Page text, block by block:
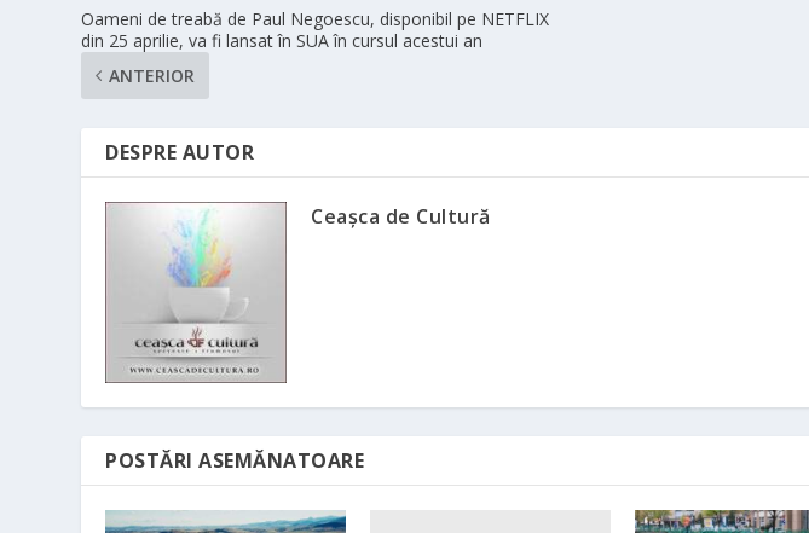
Oameni de treabă de Paul Negoescu, disponibil pe NETFLIX
din 25 aprilie, va fi lansat în SUA în cursul acestui an
ANTERIOR
DESPRE AUTOR
Ceașca de Cultură
POSTĂRI ASEMĂNATOARE